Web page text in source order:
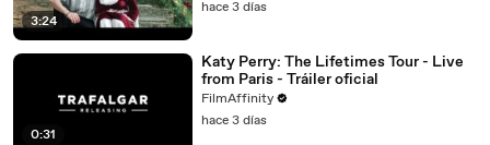
3:24
hace 3 días
0:31
Katy Perry: The Lifetimes Tour - Live
from Paris - Tráiler oficial
FilmAffinity
hace 3 días